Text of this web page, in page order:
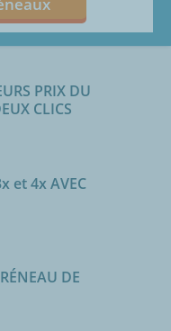
PRIX DU
CLICS
et 4x AVEC
DE